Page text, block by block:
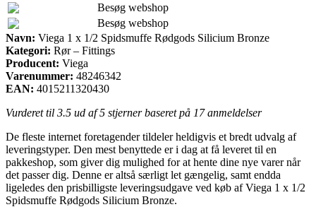
Besøg webshop
Besøg webshop
Navn: Viega 1 x 1/2 Spidsmuffe Rødgods Silicium Bronze
Kategori: Rør – Fittings
Producent: Viega
Varenummer: 48246342
EAN: 4015211320430
Vurderet til 3.5 ud af 5 stjerner baseret på 17anmeldelser
De fleste internet foretagender tildeler heldigvis et bredt udvalg af
leveringstyper. Den mest benyttede er i dag at få leveret til en
pakkeshop, som giver dig mulighed for at hente dine nye varer når
det passer dig. Denne er altså særligt let gængelig, samt endda
ligeledes den prisbilligste leveringsudgave ved køb af Viega 1 x 1/2
Spidsmuffe Rødgods Silicium Bronze.